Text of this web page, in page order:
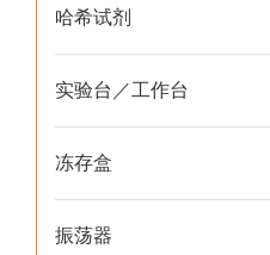
哈希试剂
实验台／工作台
冻存盒
振荡器